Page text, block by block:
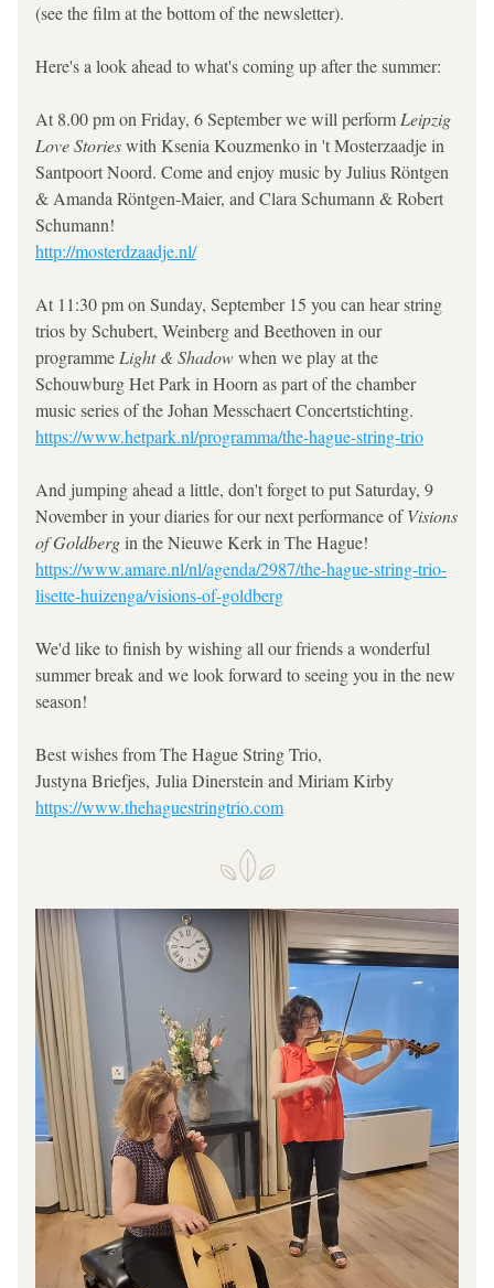
(see the film at the bottom of the newsletter).
Here's a look ahead to what's coming up after the summer:
At 8.00 pm on Friday, 6 September we will perform Leipzig
Love Stories with Ksenia Kouzmenko in 't Mosterzaadje in
Santpoort Noord. Come and enjoy music by Julius Röntgen
& Amanda Röntgen-Maier, and Clara Schumann & Robert
Schumann!
http://mosterdzaadje.nl/
At 11:30 pm on Sunday, September 15 you can hear string
trios by Schubert, Weinberg and Beethoven in our
programme Light & Shadow when we play at the
Schouwburg Het Park in Hoorn as part of the chamber
music series of the Johan Messchaert Concertstichting.
https://www.hetpark.nl/programma/the-hague-string-trio
And jumping ahead a little, don't forget to put Saturday, 9
November in your diaries for our next performance of Visions
of Goldberg in the Nieuwe Kerk in The Hague!
https://www.amare.nl/nl/agenda/2987/the-hague-string-trio-
lisette-huizenga/visions-of-goldberg
We'd like to finish by wishing all our friends a wonderful
summer break and we look forward to seeing you in the new
season!
Best wishes from The Hague String Trio,
Justyna Briefjes, Julia Dinerstein and Miriam Kirby
https://www.thehaguestringtrio.com